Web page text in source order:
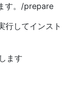
す。/prepare
行してインスト
ます